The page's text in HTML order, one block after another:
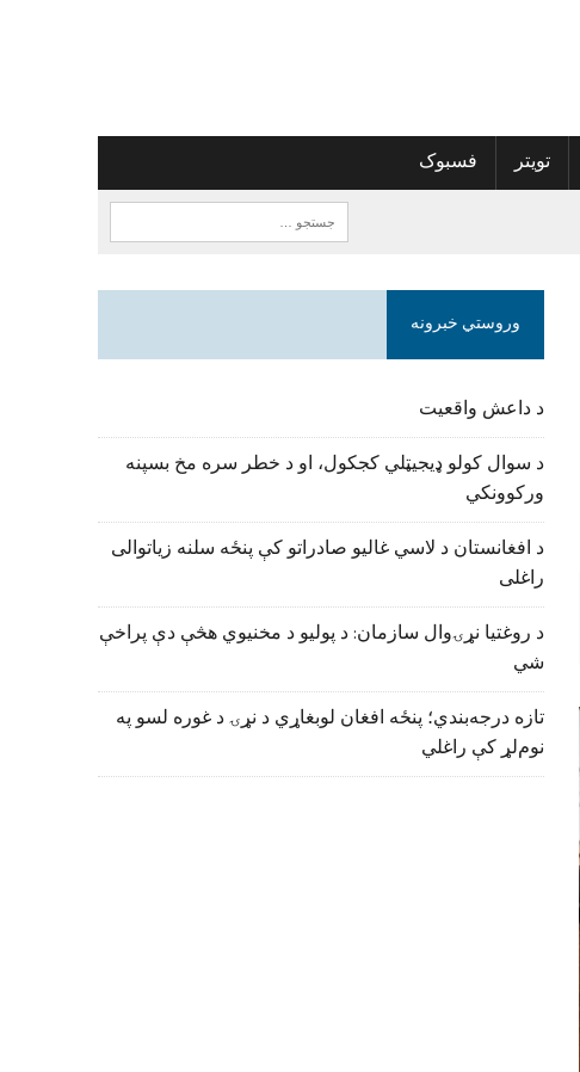
تویتر فسبوک
وروستي خبرونه
د داعش واقعیت
د سوال کولو ډیجیټلي کجکول، او د خطر سره مخ بسپنه
ورکوونکي
د افغانستان د لاسي غالیو صادراتو کې پنځه سلنه زیاتوالی
راغلی
د روغتیا نړۍوال سازمان: د پولیو د مخنیوي هڅې دې پراخې
شي
تازه درجه‌بندي؛ پنځه افغان لوبغاړي د نړۍ د غوره لسو په
نوم‌لړ کې راغلي